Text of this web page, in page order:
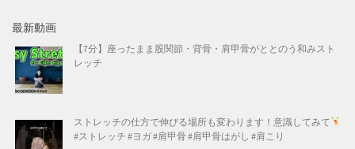
最新動画
【7分】座ったまま股関節・背骨・肩甲骨がととのう和みスト
レッチ
ストレッチの仕方で伸びる場所も変わります！意識してみて
#ストレッチ #ヨガ #肩甲骨 #肩甲骨はがし #肩こり